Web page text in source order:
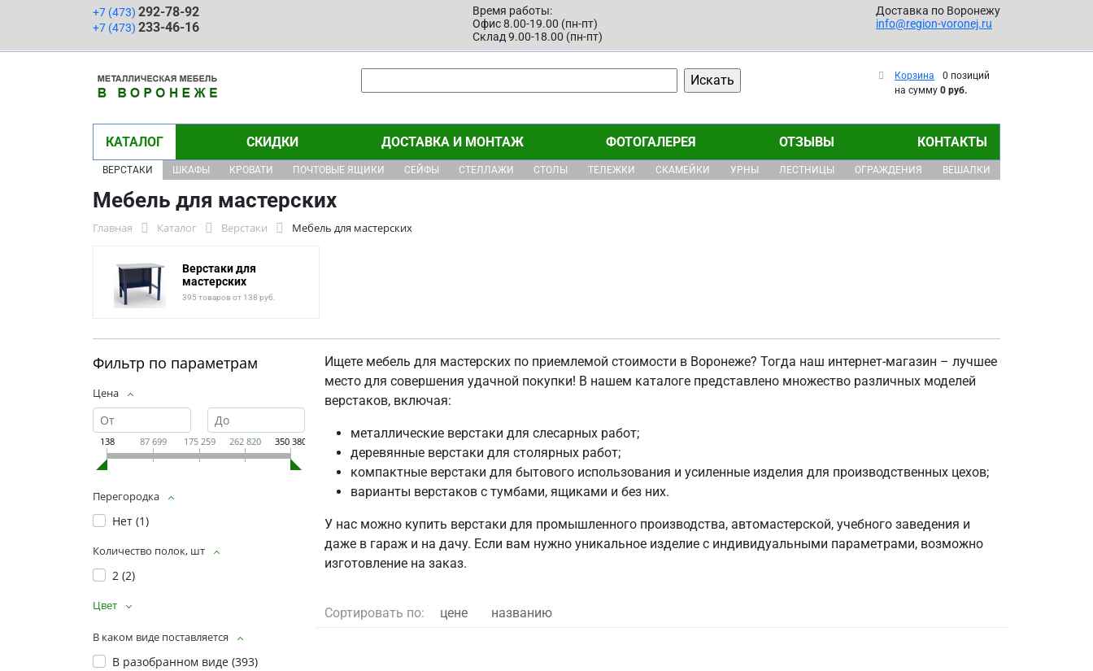
+7 (473) 292-78-92
+7 (473) 233-46-16
Время работы:
Офис 8.00-19.00 (пн-пт)
Склад 9.00-18.00 (пн-пт)
Доставка по Воронежу
info@region-voronej.ru
Корзина
0 позиций
на сумму 0 руб.
КАТАЛОГ СКИДКИ ДОСТАВКА И МОНТАЖ ФОТОГАЛЕРЕЯ ОТЗЫВЫ КОНТАКТЫ
ВЕРСТАКИ ШКАФЫ КРОВАТИ ПОЧТОВЫЕ ЯЩИКИ СЕЙФЫ СТЕЛЛАЖИ СТОЛЫ ТЕЛЕЖКИ СКАМЕЙКИ УРНЫ ЛЕСТНИЦЫ ОГРАЖДЕНИЯ ВЕШАЛКИ
Мебель для мастерских
Главная Каталог Верстаки Мебель для мастерских
Верстаки для
мастерских
395 товаров от 138 руб.
Фильтр по параметрам
Цена
138 87 699 175 259 262 820 350 380
Перегородка
Нет (1)
Количество полок, шт
2 (2)
Цвет
В каком виде поставляется
В разобранном виде (393)
Ищете мебель для мастерских по приемлемой стоимости в Воронеже? Тогда наш интернет-магазин – лучшее
место для совершения удачной покупки! В нашем каталоге представлено множество различных моделей
верстаков, включая:
металлические верстаки для слесарных работ;
деревянные верстаки для столярных работ;
компактные верстаки для бытового использования и усиленные изделия для производственных цехов;
варианты верстаков с тумбами, ящиками и без них.
У нас можно купить верстаки для промышленного производства, автомастерской, учебного заведения и
даже в гараж и на дачу. Если вам нужно уникальное изделие с индивидуальными параметрами, возможно
изготовление на заказ.
Сортировать по: цене названию